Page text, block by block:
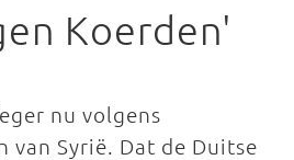
Koerden'
nu volgens
Syrië. Dat de Duitse